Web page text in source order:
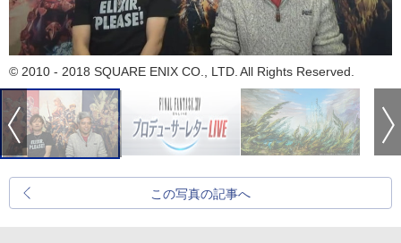
© 2010 - 2018 SQUARE ENIX CO., LTD. All Rights Reserved.
この写真の記事へ